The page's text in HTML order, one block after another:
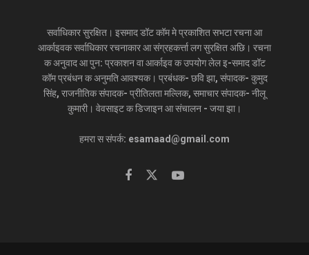
सर्वाधिकार सुरक्षित। इसमाद डॉट कॉम मे प्रकाशित सभटा रचना आ
आर्काइवक सर्वाधिकार रचनाकार आ संग्रहकर्त्ता लग सुरक्षित अछि। रचना
क अनुवाद आ पुन: प्रकाशन वा आर्काइव क उपयोग लेल इ-समाद डॉट
कॉम प्रबंधन क अनुमति आवश्यक। प्रबंधक- छवि झा, संपादक- कुमुद
सिंह, राजनीतिक संपादक- प्रीतिलता मल्लिक, समाचार संपादक- नीलू
कुमारी। वेवसाइट क डिजाइन आ संचालन - जया झा।
हमरा स संपर्क: esamaad@gmail.com